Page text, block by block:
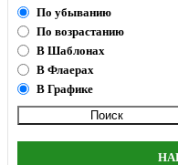
По убыванию
По возрастанию
В Шаблонах
В Флаерах
В Графике